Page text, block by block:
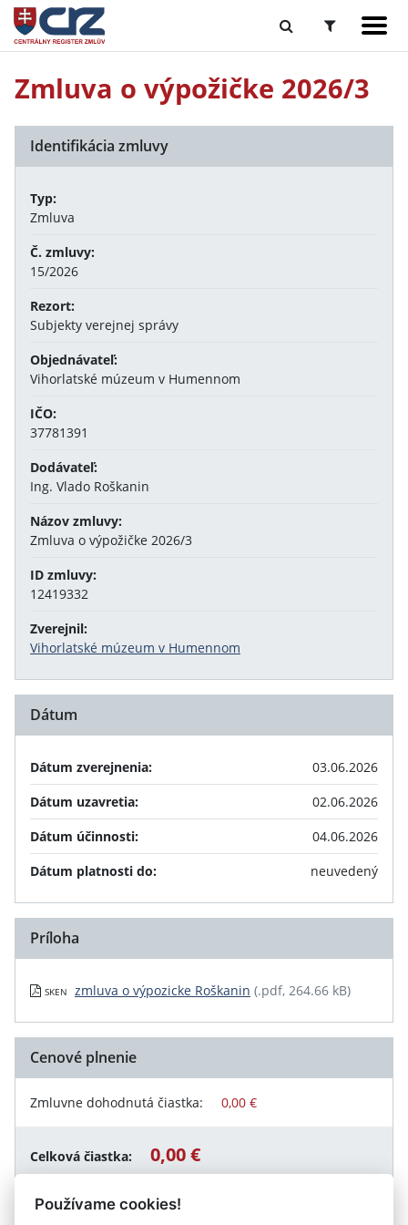
Zmluva o výpožičke 2026/3
Identifikácia zmluvy
Typ:
Zmluva
Č. zmluvy:
15/2026
Rezort:
Subjekty verejnej správy
Objednávateľ:
Vihorlatské múzeum v Humennom
IČO:
37781391
Dodávateľ:
Ing. Vlado Roškanin
Názov zmluvy:
Zmluva o výpožičke 2026/3
ID zmluvy:
12419332
Zverejnil:
Vihorlatské múzeum v Humennom
Dátum
Dátum zverejnenia:
03.06.2026
Dátum uzavretia:
02.06.2026
Dátum účinnosti:
04.06.2026
Dátum platnosti do:
neuvedený
Príloha
SKEN zmluva o výpozicke Roškanin (.pdf, 264.66 kB)
Cenové plnenie
Zmluvne dohodnutá čiastka: 0,00 €
Celková čiastka: 0,00 €
Používame cookies!